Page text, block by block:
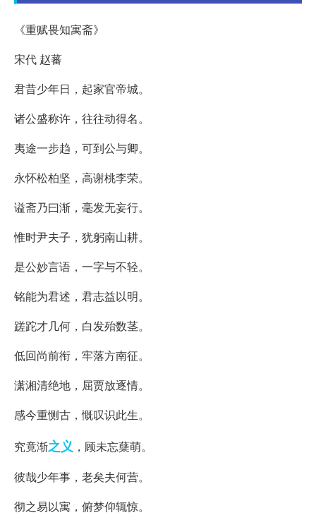
《重赋畏知寓斋》
宋代 赵蕃
君昔少年日，起家官帝城。
诸公盛称许，往往动得名。
夷途一步趋，可到公与卿。
永怀松柏坚，高谢桃李荣。
谥斋乃曰渐，毫发无妄行。
惟时尹夫子，犹躬南山耕。
是公妙言语，一字与不轻。
铭能为君述，君志益以明。
蹉跎才几何，白发殆数茎。
低回尚前衔，牢落方南征。
潇湘清绝地，屈贾放逐情。
感今重恻古，慨叹识此生。
究竟渐之义 ，顾未忘蘖萌。
彼哉少年事，老矣夫何营。
彻之易以寓，俯梦仰辄惊。